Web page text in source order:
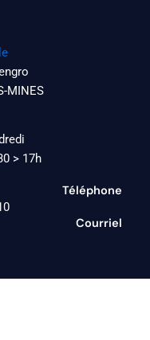
MINES
> 17h
Téléphone
Courriel